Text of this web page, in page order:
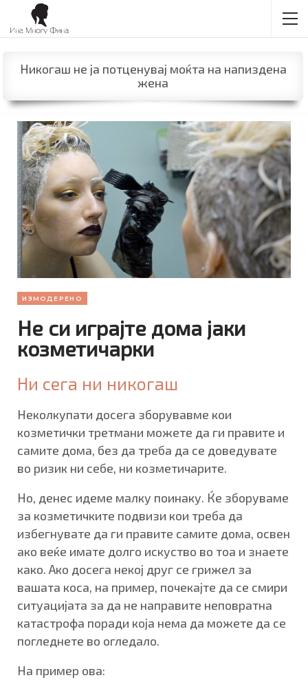
Никогаш не ја потценувај моќта на напиздена
жена
ИЗМОДЕРЕНО
Не си играјте дома јаки
козметичарки
Ни сега ни никогаш
Неколкупати досега зборувавме кои
козметички третмани можете да ги правите и
самите дома, без да треба да се доведувате
во ризик ни себе, ни козметичарите.
Но, денес идеме малку поинаку. Ќе зборуваме
за козметичките подвизи кои треба да
избегнувате да ги правите самите дома, освен
ако веќе имате долго искуство во тоа и знаете
како. Ако досега некој друг се грижел за
вашата коса, на пример, почекајте да се смири
ситуацијата за да не направите неповратна
катастрофа поради која нема да можете да се
погледнете во огледало.
На пример ова: